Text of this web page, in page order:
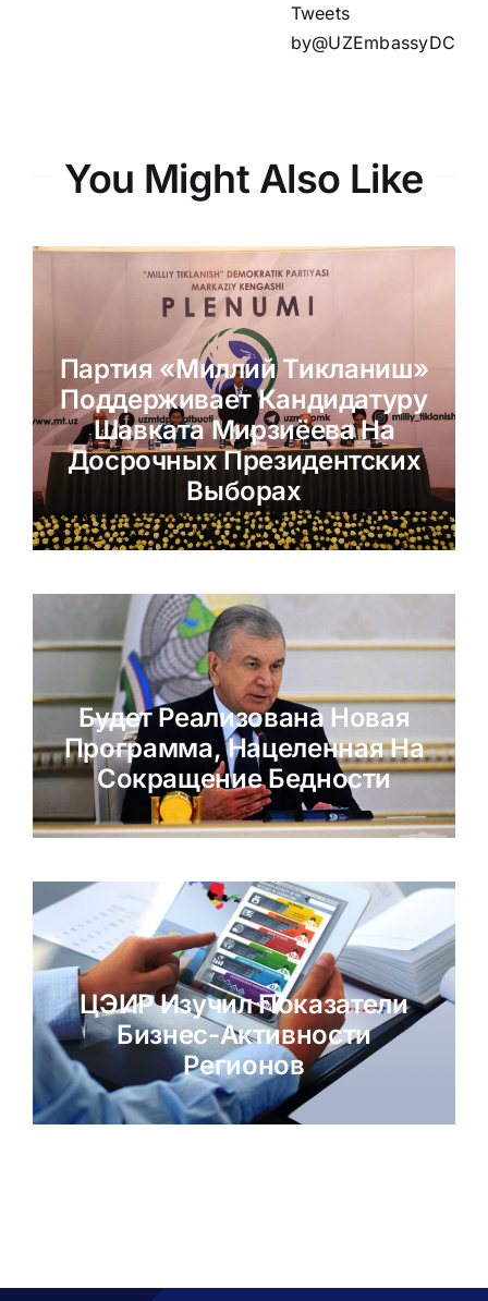
Tweets
by@UZEmbassyDC
You Might Also Like
Партия «Миллий Тикланиш»
Поддерживает Кандидатуру
Шавката Мирзиёева На
Досрочных Президентских
Выборах
Будет Реализована Новая
Программа, Нацеленная На
Сокращение Бедности
ЦЭИР Изучил Показатели
Бизнес-Активности
Регионов